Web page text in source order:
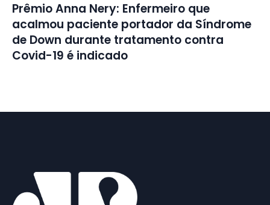
Prêmio Anna Nery: Enfermeiro que
acalmou paciente portador da Síndrome
de Down durante tratamento contra
Covid-19 é indicado